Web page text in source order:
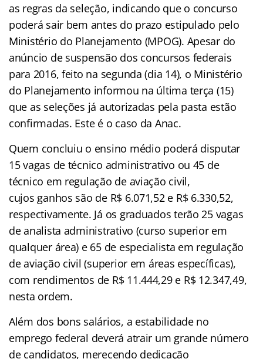
as regras da seleção, indicando que o concurso
poderá sair bem antes do prazo estipulado pelo
Ministério do Planejamento (MPOG). Apesar do
anúncio de suspensão dos concursos federais
para 2016, feito na segunda (dia 14), o Ministério
do Planejamento informou na última terça (15)
que as seleções já autorizadas pela pasta estão
confirmadas. Este é o caso da Anac.
Quem concluiu o ensino médio poderá disputar
15 vagas de técnico administrativo ou 45 de
técnico em regulação de aviação civil,
cujos ganhos são de R$ 6.071,52 e R$ 6.330,52,
respectivamente. Já os graduados terão 25 vagas
de analista administrativo (curso superior em
qualquer área) e 65 de especialista em regulação
de aviação civil (superior em áreas específicas),
com rendimentos de R$ 11.444,29 e R$ 12.347,49,
nesta ordem.
Além dos bons salários, a estabilidade no
emprego federal deverá atrair um grande número
de candidatos, merecendo dedicação